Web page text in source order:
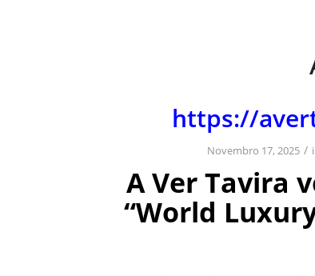
https://
Novembro 17, 2025 /
A Ver Tavira
“World